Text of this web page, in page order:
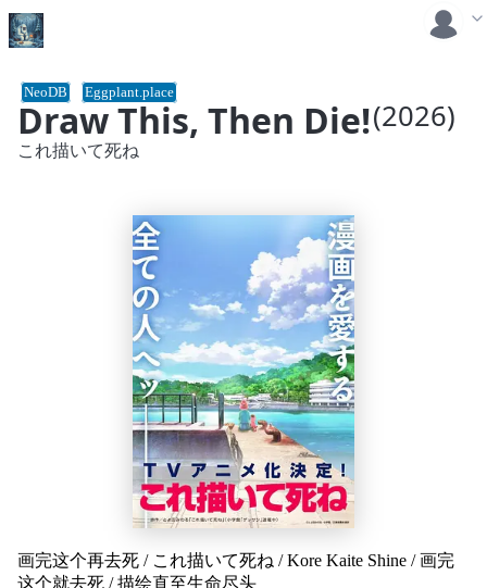
Draw This, Then Die! (2026)
NeoDB Eggplant.place
画完这个再去死 / これ描いて死ね /Kore Kaite Shine /画完
这个就去死 /描绘直至生命尽头
これ描いて死ね